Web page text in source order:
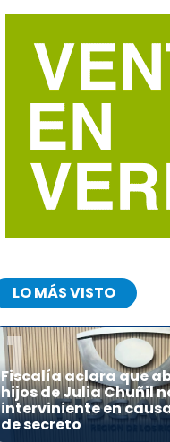
LO MÁS VISTO
1
Fiscalía aclara que
hijos de Julia Chuñil
interviniente en
de secreto